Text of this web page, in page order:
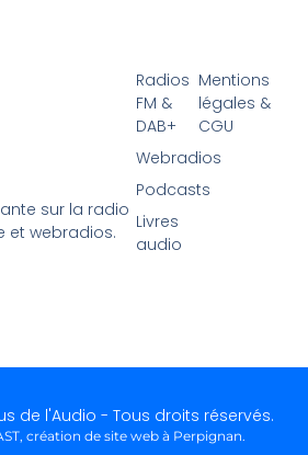
sur la radio
et webradios.
Radios
FM &
DAB+
Webradios
Podcasts
Livres
audio
Mentions
légales &
CGU
de l'Audio - Tous droits réservés.
création de site web à Perpignan.